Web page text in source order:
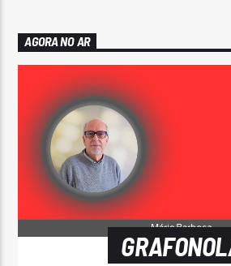
AGORA NO AR